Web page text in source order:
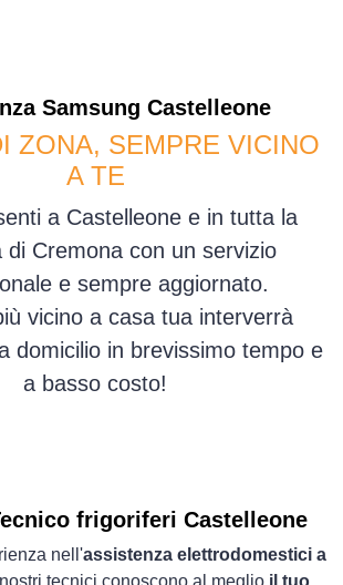
Samsung Castelleone
ZONA, SEMPRE VICINO
A TE
a Castelleone e in tutta la
di Cremona con un servizio
e sempre aggiornato.
vicino a casa tua interverrà
domicilio in brevissimo tempo e
a basso costo!
frigoriferi Castelleone
nell'assistenza elettrodomestici a